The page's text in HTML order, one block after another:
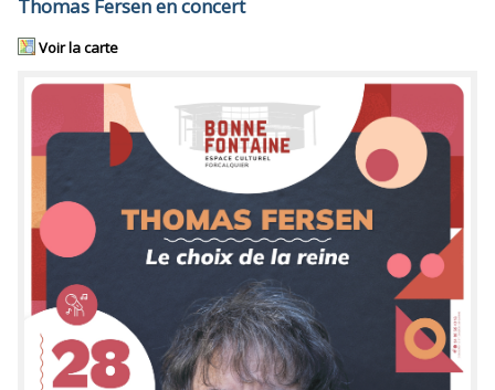
Thomas Fersen en concert
Voir la carte